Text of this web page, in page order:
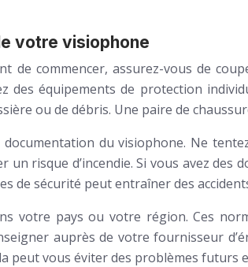
votre visiophone
commencer, assurez-vous de
des équipements de protection
ou de débris. Une paire de
du visiophone. Ne
risque d’incendie. Si vous avez des
de sécurité peut entraîner des
votre pays ou votre région. Ces
auprès de votre fournisseur
peut vous éviter des problèmes